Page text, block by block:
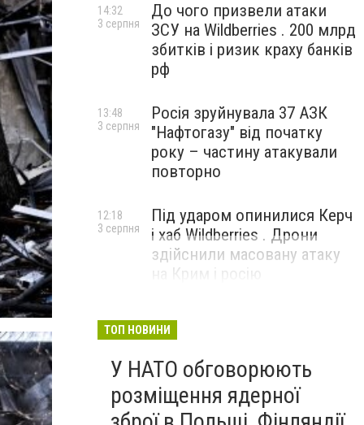
До чого призвели атаки
ЗСУ на Wildberries . 200 млрд
збитків і ризик краху банків
рф
14:32
3 серпня
Росія зруйнувала 37 АЗК
"Нафтогазу" від початку
року – частину атакували
повторно
13:48
3 серпня
Під ударом опинилися Керч
і хаб Wildberries . Дрони
здійснили масовану атаку
на Крим і росію
12:18
3 серпня
ТОП НОВИНИ
У НАТО обговорюють
розміщення ядерної